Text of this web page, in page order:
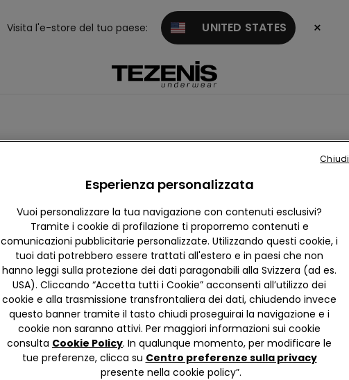
Visita l'e-store del tuo paese: UNITED STATES ×
Esperienza personalizzata
Vuoi personalizzare la tua navigazione con contenuti esclusivi?
Tramite i cookie di profilazione ti proporremo contenuti e
comunicazioni pubblicitarie personalizzate. Utilizzando questi cookie, i
tuoi dati potrebbero essere trattati all'estero e in paesi che non
hanno leggi sulla protezione dei dati paragonabili alla Svizzera (ad es.
USA). Cliccando “Accetta tutti i Cookie” acconsenti all’utilizzo dei
cookie e alla trasmissione transfrontaliera dei dati, chiudendo invece
questo banner tramite il tasto chiudi proseguirai la navigazione e i
cookie non saranno attivi. Per maggiori informazioni sui cookie
consulta Cookie Policy. In qualunque momento, per modificare le
tue preferenze, clicca su Centro preferenze sulla privacy
presente nella cookie policy”.
Chiudi